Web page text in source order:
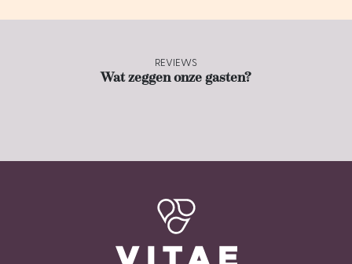
REVIEWS
Wat zeggen onze gasten?